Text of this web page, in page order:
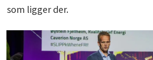
som ligger der.